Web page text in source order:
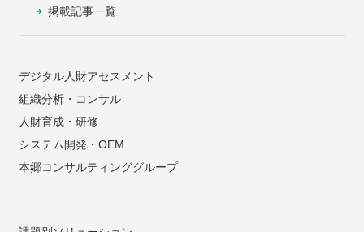
掲載記事一覧
デジタル人財アセスメント
組織分析・コンサル
人財育成・研修
システム開発・OEM
本郷コンサルティンググループ